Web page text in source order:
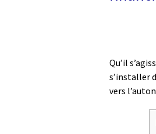
Qu’il
s’installer
vers